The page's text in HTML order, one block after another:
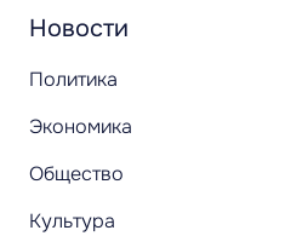
Новости
Политика
Экономика
Общество
Культура